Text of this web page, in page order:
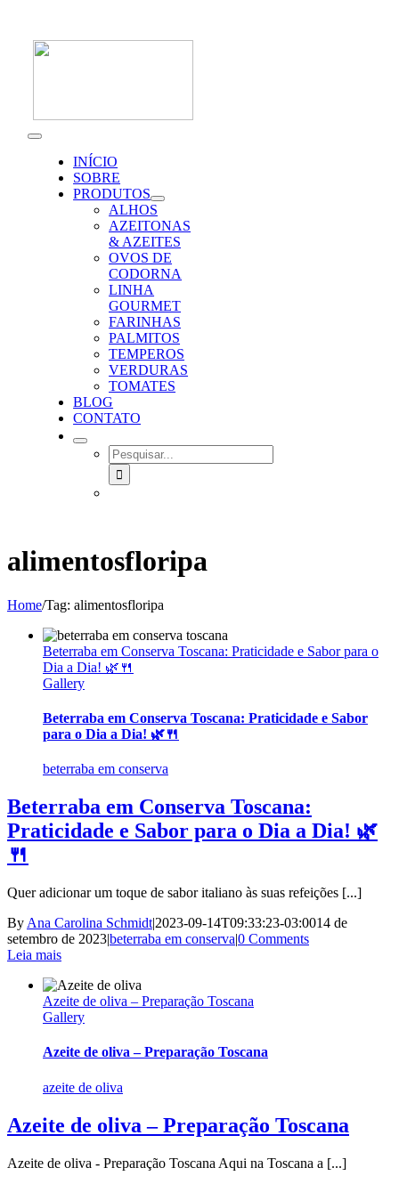
content
Toggle
NavigationINÍCIO
SOBRE
PRODUTOS
ALHOS
AZEITONAS
& AZEITES
OVOS DE
CODORNA
LINHA
GOURMET
FARINHAS
PALMITOS
TEMPEROS
VERDURAS
TOMATES
BLOG
CONTATO
SEARCH
FOR:
alimentosfloripa
Home/Tag: alimentosfloripa
Beterraba em Conserva Toscana: Praticidade e Sabor para o
Dia a Dia! 🌿🍴
Gallery
Beterraba em Conserva Toscana: Praticidade e Sabor
para o Dia a Dia! 🌿🍴
beterraba em conserva
Beterraba em Conserva Toscana:
Praticidade e Sabor para o Dia a Dia! 🌿
🍴
Quer adicionar um toque de sabor italiano às suas refeições [...]
By Ana Carolina Schmidt|2023-09-14T09:33:23-03:0014 de
setembro de 2023|beterraba em conserva|0 Comments
Leia mais
Azeite de oliva – Preparação Toscana
Gallery
Azeite de oliva – Preparação Toscana
azeite de oliva
Azeite de oliva – Preparação Toscana
Azeite de oliva - Preparação Toscana Aqui na Toscana a [...]